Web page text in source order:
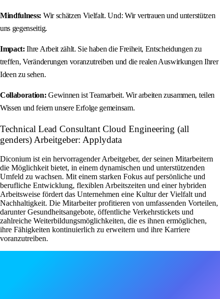
Mindfulness: Wir schätzen Vielfalt. Und: Wir vertrauen und unterstützen
uns gegenseitig.
Impact: Ihre Arbeit zählt. Sie haben die Freiheit, Entscheidungen zu
treffen, Veränderungen voranzutreiben und die realen Auswirkungen Ihrer
Ideen zu sehen.
Collaboration: Gewinnen ist Teamarbeit. Wir arbeiten zusammen, teilen
Wissen und feiern unsere Erfolge gemeinsam.
Technical Lead Consultant Cloud Engineering (all
genders) Arbeitgeber: Applydata
Diconium ist ein hervorragender Arbeitgeber, der seinen Mitarbeitern
die Möglichkeit bietet, in einem dynamischen und unterstützenden
Umfeld zu wachsen. Mit einem starken Fokus auf persönliche und
berufliche Entwicklung, flexiblen Arbeitszeiten und einer hybriden
Arbeitsweise fördert das Unternehmen eine Kultur der Vielfalt und
Nachhaltigkeit. Die Mitarbeiter profitieren von umfassenden Vorteilen,
darunter Gesundheitsangebote, öffentliche Verkehrstickets und
zahlreiche Weiterbildungsmöglichkeiten, die es ihnen ermöglichen,
ihre Fähigkeiten kontinuierlich zu erweitern und ihre Karriere
voranzutreiben.